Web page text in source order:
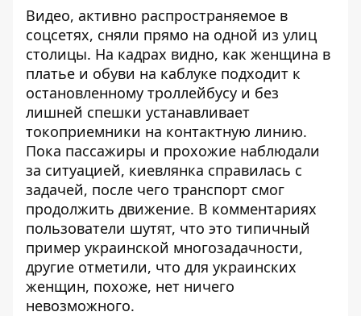
Видео, активно распространяемое в
соцсетях, сняли прямо на одной из улиц
столицы. На кадрах видно, как женщина в
платье и обуви на каблуке подходит к
остановленному троллейбусу и без
лишней спешки устанавливает
токоприемники на контактную линию.
Пока пассажиры и прохожие наблюдали
за ситуацией, киевлянка справилась с
задачей, после чего транспорт смог
продолжить движение. В комментариях
пользователи шутят, что это типичный
пример украинской многозадачности,
другие отметили, что для украинских
женщин, похоже, нет ничего
невозможного.